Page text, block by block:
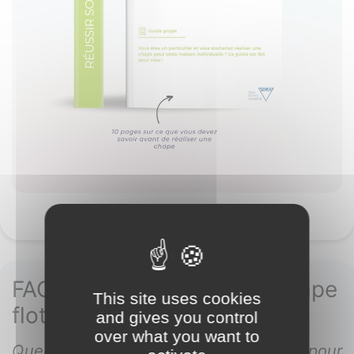
FAQ sur l'épaisseur de la chape
flottante
This site uses cookies
and gives you control
over what you want to